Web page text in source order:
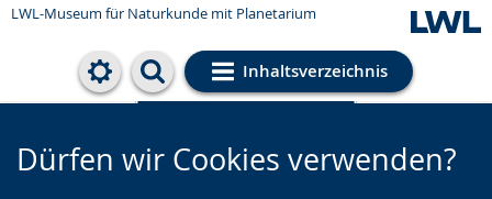
LWL-Museum für Naturkunde mit Planetarium
Inhaltsverzeichnis
Cookie-Einstellungen
Dürfen wir Cookies verwenden?